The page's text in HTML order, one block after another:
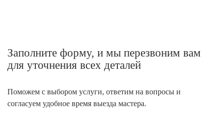
Заполните форму, и мы перезвоним вам
для уточнения всех деталей
Поможем с выбором услуги, ответим на вопросы и
согласуем удобное время выезда мастера.